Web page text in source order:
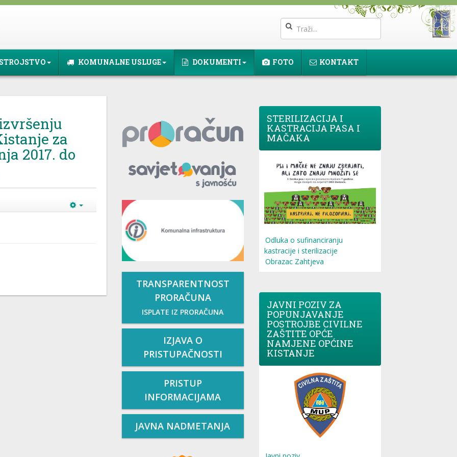
KOMUNALNE USLUGE DOKUMENTI FOTO KONTAKT
za
2017. do
TRANSPARENTNOST
PRORAČUNA
ISPLATE IZ PRORAČUNA
IZJAVA O
PRISTUPAČNOSTI
PRISTUP
INFORMACIJAMA
JAVNA NADMETANJA
STERILIZACIJA I
KASTRACIJA PASA I
MAČAKA
Odluka o sufinanciranju
kastracije i sterilizacije
Obrazac Zahtjeva
JAVNI POZIV ZA
POPUNJAVANJE
POSTROJBE CIVILNE
ZAŠTITE OPĆE
NAMJENE OPĆINE
KISTANJE